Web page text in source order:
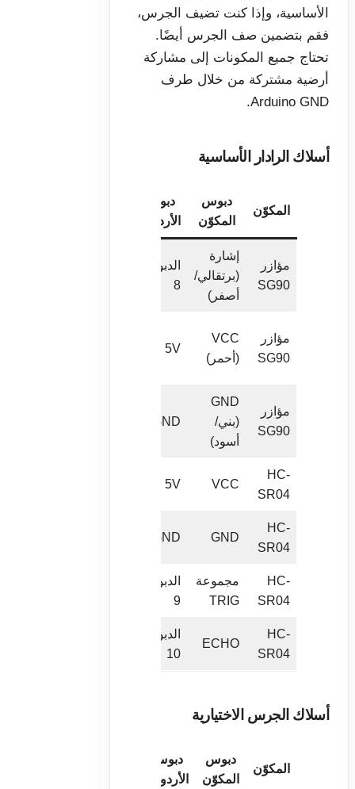
الأساسية، وإذا كنت تضيف الجرس،
فقم بتضمين صف الجرس أيضًا.
تحتاج جميع المكونات إلى مشاركة
أرضية مشتركة من خلال طرف
Arduino GND.
أسلاك الرادار الأساسية
المكوّن
دبوس
المكوّن
دبوس
الأردوينو
مؤازر
SG90
إشارة
(برتقالي/
أصفر)
الدبوس
8
مؤازر
SG90
VCC
(أحمر)
5V
مؤازر
SG90
GND
(بني/
أسود)
GND
HC-
SR04
VCC
5V
HC-
SR04
GND
GND
HC-
SR04
مجموعة
TRIG
الدبوس
9
HC-
SR04
ECHO
الدبوس
10
أسلاك الجرس الاختيارية
المكوّن
دبوس
المكوّن
دبوس
الأردوينو